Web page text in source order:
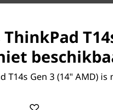
en mobiliteit
Gen 3 (14'' AMD)
is gebouwd met
en AMD Radeon™
ultramodern
laptop elke taak uit.
T14s Gen 3 (14" AMD)